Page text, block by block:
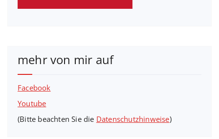
mehr von mir auf
Facebook
Youtube
(Bitte beachten Sie die Datenschutzhinweise)